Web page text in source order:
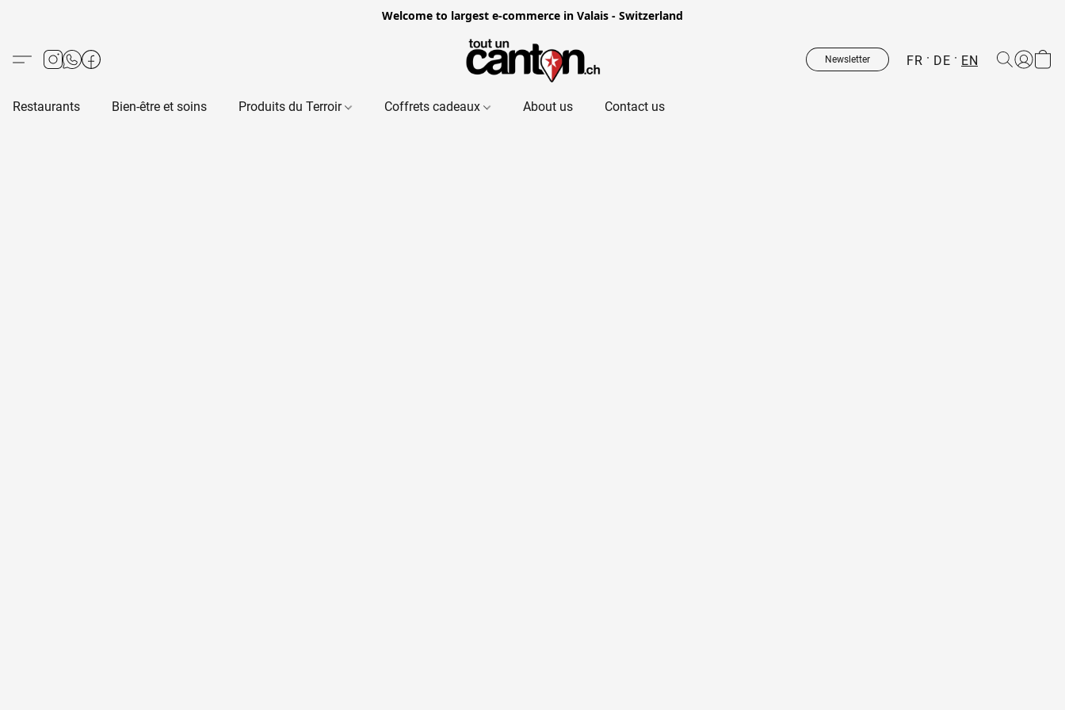
Welcome to largest e-commerce in Valais - Switzerland
Newsletter FR DE EN
Restaurants Bien-être et soins Produits du Terroir Coffrets cadeaux About us Contact us